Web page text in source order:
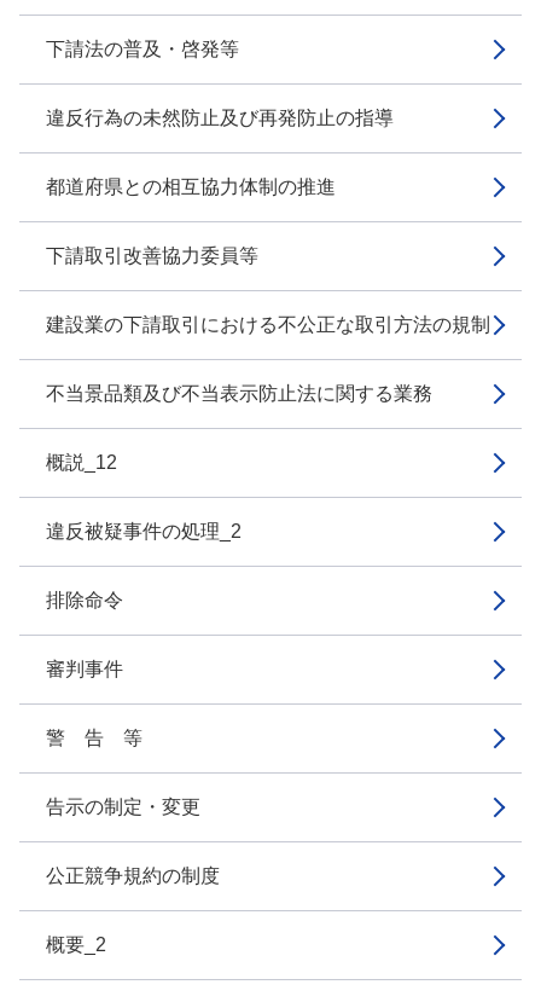
下請法の普及・啓発等
違反行為の未然防止及び再発防止の指導
都道府県との相互協力体制の推進
下請取引改善協力委員等
建設業の下請取引における不公正な取引方法の規制
不当景品類及び不当表示防止法に関する業務
概説_12
違反被疑事件の処理_2
排除命令
審判事件
警 告 等
告示の制定・変更
公正競争規約の制度
概要_2